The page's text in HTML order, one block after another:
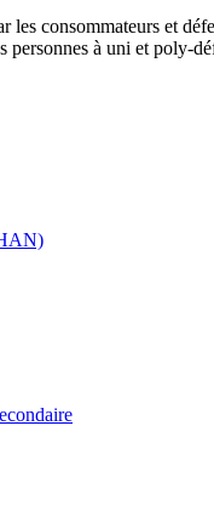
consommateurs et
personnes à uni et poly-